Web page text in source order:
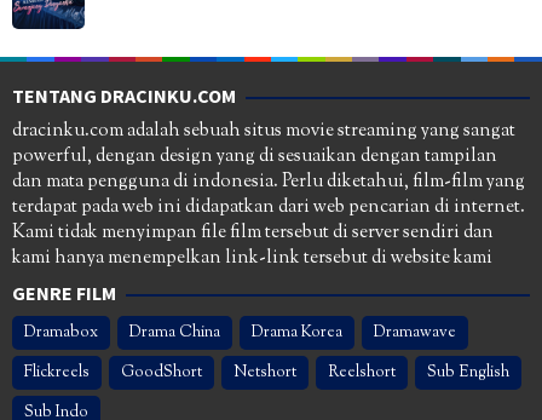
TENTANG DRACINKU.COM
dracinku.com adalah sebuah situs movie streaming yang sangat
powerful, dengan design yang di sesuaikan dengan tampilan
dan mata pengguna di indonesia. Perlu diketahui, film-film yang
terdapat pada web ini didapatkan dari web pencarian di internet.
Kami tidak menyimpan file film tersebut di server sendiri dan
kami hanya menempelkan link-link tersebut di website kami
GENRE FILM
Dramabox Drama China Drama Korea
Dramawave
Flickreels
GoodShort Netshort Reelshort
Sub English
Sub Indo